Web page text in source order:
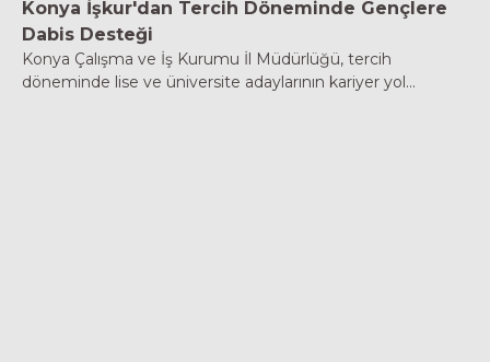
Konya İşkur'dan Tercih Döneminde Gençlere
Dabis Desteği
Konya Çalışma ve İş Kurumu İl Müdürlüğü, tercih
döneminde lise ve üniversite adaylarının kariyer yol...